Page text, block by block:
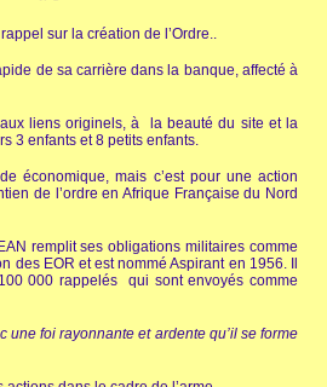
sur la création de l’Ordre..
de sa carrière dans la banque, affecté à
liens originels, à la beauté du site et la
3 enfants et 8 petits enfants.
économique, mais c’est pour une action
de l’ordre en Afrique Française du Nord
remplit ses obligations militaires comme
EOR et est nommé Aspirant en 1956. Il
000 rappelés qui sont envoyés comme
une foi rayonnante et ardente qu’il se forme